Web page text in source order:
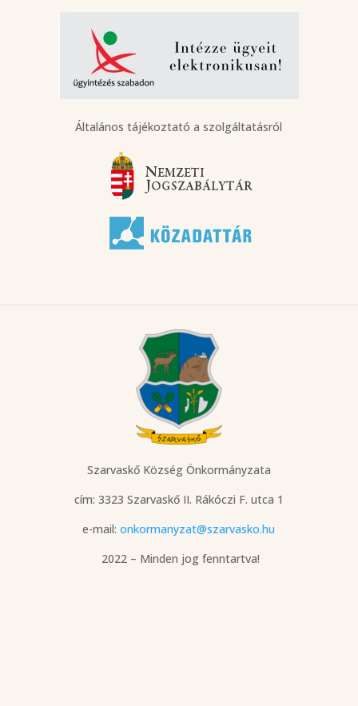
Általános tájékoztató a szolgáltatásról
Szarvaskő Község Önkormányzata
cím: 3323 Szarvaskő II. Rákóczi F. utca 1
e-mail:onkormanyzat@szarvasko.hu
2022 – Minden jog fenntartva!